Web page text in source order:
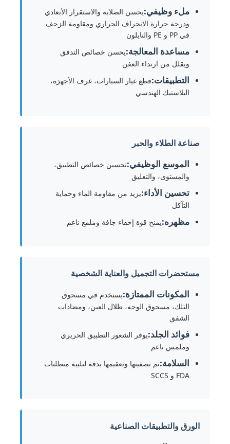
حول بنا
جولة في المعمل
ضبط الجودة
أخبار
جميع القضايا
البرسولفات
إضافات البترول
ملء كيميائي
المواد الكيميائية في العمليات المعدنية
إضافات الغذاء
ملء وظيفي:يحسن الصلابة والاستقرار الأبعادي
ودرجة حرارة الانحراف الحراري ومقاومة الزحف
في PP و PE والنايلون
مساعدة المعالجة:يحسن خصائص التدفق
ويقلل من ارتداء العفن
التطبيقات:قطع غيار السيارات، غرف الأجهزة،
البلاستيك الهندسي
صناعة الطلاء والحبر
الموسع الوظيفي:تحسين خصائص التطبيق،
والمستوى، والتعليق
تحسين الأداء:يزيد من مقاومة الماء وحماية
التآكل
مظهره:يمنح قوة إخفاء جافة وملمع ناعم
مستحضرات التجميل والعناية الشخصية
المكونات الممتازة:يستخدم في مسحوق
التلك، مسحوق الوجه، ظلال العين، ومضادات
الشفق
فوائد الجلد:يوفر الشعور التطبيق الحريري
وملمس ناعم
السلامة:تم تصفيتها وتعقيمها بدقة لتلبية متطلبات
FDA و SCCS
الورق والتطبيقات الصناعية